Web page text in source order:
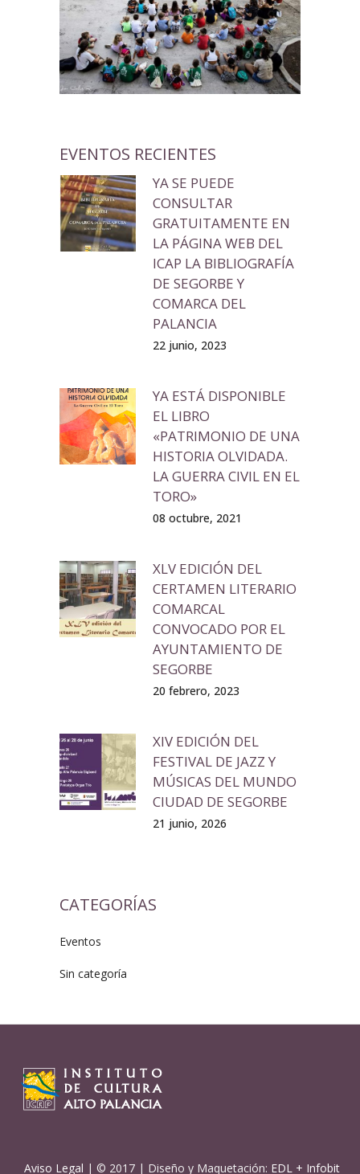
EVENTOS RECIENTES
YA SE PUEDE
CONSULTAR
GRATUITAMENTE EN
LA PÁGINA WEB DEL
ICAP LA BIBLIOGRAFÍA
DE SEGORBE Y
COMARCA DEL
PALANCIA
22 junio, 2023
YA ESTÁ DISPONIBLE
EL LIBRO
«PATRIMONIO DE UNA
HISTORIA OLVIDADA.
LA GUERRA CIVIL EN EL
TORO»
08 octubre, 2021
XLV EDICIÓN DEL
CERTAMEN LITERARIO
COMARCAL
CONVOCADO POR EL
AYUNTAMIENTO DE
SEGORBE
20 febrero, 2023
XIV EDICIÓN DEL
FESTIVAL DE JAZZ Y
MÚSICAS DEL MUNDO
CIUDAD DE SEGORBE
21 junio, 2026
CATEGORÍAS
Eventos
Sin categoría
Aviso Legal | © 2017 | Diseño y Maquetación: EDL + Infobit